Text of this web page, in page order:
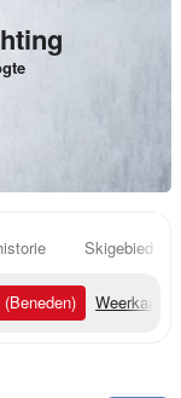
Skigebied
(Beneden)